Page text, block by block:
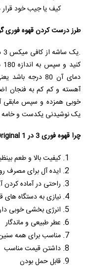
کیف یا جیب خود
طرز درست کردن قهوه فوری
دمای آن 80 درجه
آهسته و کم کم به فنجان
خوبی همزده و سپس مابقی
یک نوشیدنی یکدست و
چرا قهوه فوری 3 در 1
کیفیت بالا و طعم
ایده آل برای مصرف
راحتی در آماده کردن
نیازی به دستگاه های
انرژی بخشی خوبی
عطر طبیعی و ماندگار
مناسب برای همه
داشتن قیمت مناسب
قابل حمل بودن